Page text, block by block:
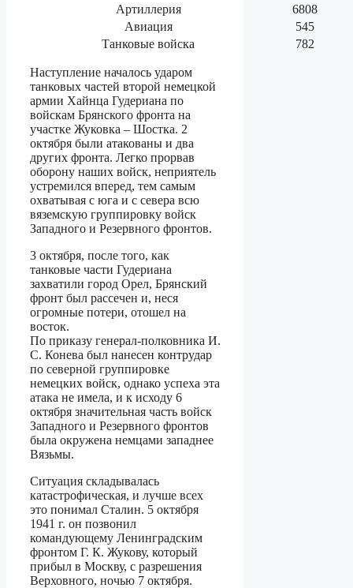
Артиллерия
6808
Авиация
545
Танковые войска
782
Наступление началось ударом
танковых частей второй немецкой
армии Хайнца Гудериана по
войскам Брянского фронта на
участке Жуковка – Шостка. 2
октября были атакованы и два
других фронта. Легко прорвав
оборону наших войск, неприятель
устремился вперед, тем самым
охватывая с юга и с севера всю
вяземскую группировку войск
Западного и Резервного фронтов.
3 октября, после того, как
танковые части Гудериана
захватили город Орел, Брянский
фронт был рассечен и, неся
огромные потери, отошел на
восток.
По приказу генерал-полковника И.
С. Конева был нанесен контрудар
по северной группировке
немецких войск, однако успеха эта
атака не имела, и к исходу 6
октября значительная часть войск
Западного и Резервного фронтов
была окружена немцами западнее
Вязьмы.
Ситуация складывалась
катастрофическая, и лучше всех
это понимал Сталин. 5 октября
1941 г. он позвонил
командующему Ленинградским
фронтом Г. К. Жукову, который
прибыл в Москву, с разрешения
Верховного, ночью 7 октября.